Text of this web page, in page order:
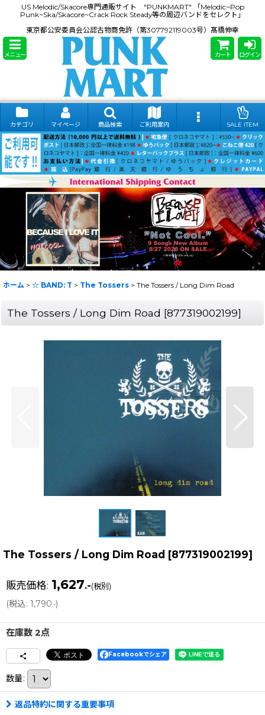
US Melodic/Skacore専門通販サイト "PUNKMART" 「Melodic~Pop
Punk~Ska/Skacore~Crack Rock Steady等の周辺バンドをセレクト」
東京都公安委員会公認古物商免許（第307792119003号）髙橋伸幸
メニュー カート ログイン
カテゴリ マイページ 商品検索 ご利用案内 SALE ITEM
ホーム > ☆ BAND: T > The Tossers > The Tossers / Long Dim Road
The Tossers / Long Dim Road [877319002199]
The Tossers / Long Dim Road [877319002199]
販売価格: 1,627.-(税別)
(税込: 1,790.-)
在庫数 2点
Facebookでシェア
数量:
返品特約に関する重要事項